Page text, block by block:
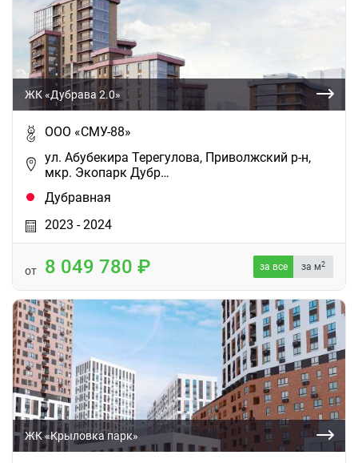
ЖК «Дубрава 2.0»
ООО «СМУ-88»
ул. Абубекира Терегулова, Приволжский р-н,
мкр. Экопарк Дубр…
Дубравная
2023 - 2024
от 8 049 780 за все за м2
ЖК «Крыловка парк»